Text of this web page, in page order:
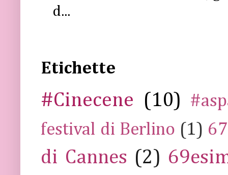
d...
Etichette
#Cinecene (10)
festival di Berlino (1)
di Cannes (2)